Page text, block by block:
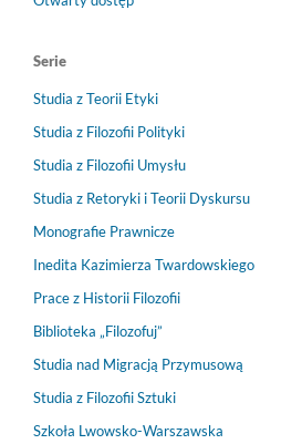
Serie
Studia z Teorii Etyki
Studia z Filozofii Polityki
Studia z Filozofii Umysłu
Studia z Retoryki i Teorii Dyskursu
Monografie Prawnicze
Inedita Kazimierza Twardowskiego
Prace z Historii Filozofii
Biblioteka „Filozofuj”
Studia nad Migracją Przymusową
Studia z Filozofii Sztuki
Szkoła Lwowsko-Warszawska